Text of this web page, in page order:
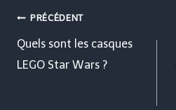
Navigation
de
l’article
PRÉCÉDENT
Quels sont les casques
LEGO Star Wars ?